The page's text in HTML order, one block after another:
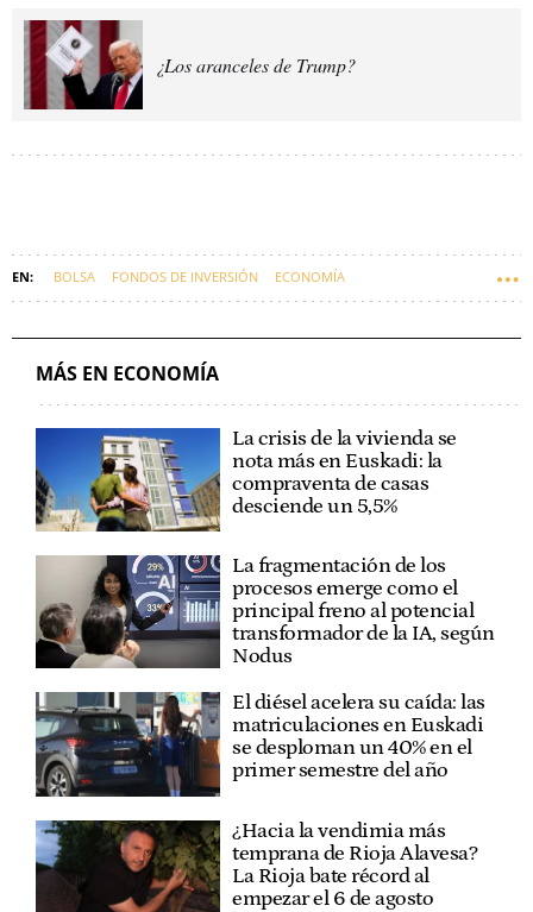
¿Los aranceles de Trump?
BOLSA FONDOS DE INVERSIÓN ECONOMÍA
MÁS EN ECONOMÍA
La crisis de la vivienda se
nota más en Euskadi: la
compraventa de casas
desciende un 5,5%
La fragmentación de los
procesos emerge como el
principal freno al potencial
transformador de la IA, según
Nodus
El diésel acelera su caída: las
matriculaciones en Euskadi
se desploman un 40% en el
primer semestre del año
¿Hacia la vendimia más
temprana de Rioja Alavesa?
La Rioja bate récord al
empezar el 6 de agosto